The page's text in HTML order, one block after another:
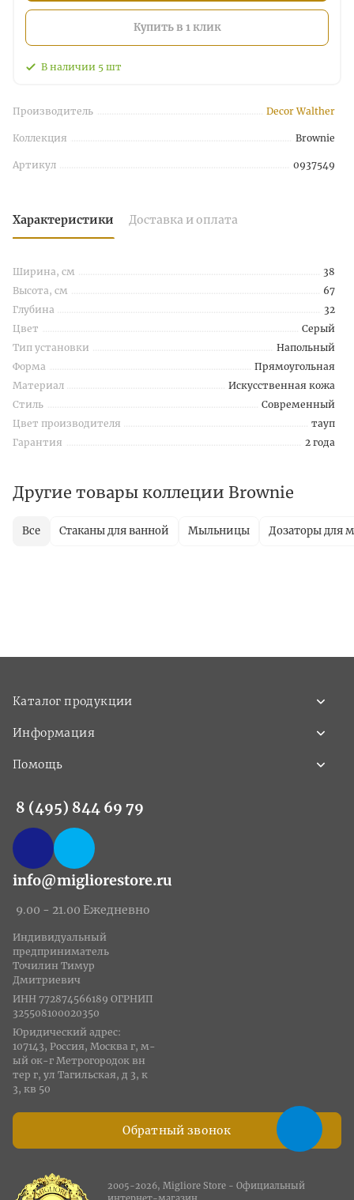
Купить в 1 клик
В наличии 5 шт
Производитель Decor Walther
Коллекция Brownie
Артикул 0937549
Характеристики Доставка и оплата
Ширина, см
38
Высота, см
67
Глубина
32
Цвет
Серый
Тип установки
Напольный
Форма
Прямоугольная
Материал
Искусственная кожа
Стиль
Современный
Цвет производителя
тауп
Гарантия
2 года
Другие товары коллеции Brownie
Все Стаканы для ванной Мыльницы Дозаторы для
Каталог продукции
Информация
Помощь
8 (495) 844 69 79
info@migliorestore.ru
9.00 - 21.00 Ежедневно
Обратный звонок
Индивидуальный
предприниматель
Точилин Тимур
Дмитриевич
ИНН 772874566189 ОГРНИП
325508100020350
Юридический адрес:
107143, Россия, Москва г, м-
ый ок-г Метрогородок вн
тер г, ул Тагильская, д 3, к
3, кв 50
2005-2026, Migliore Store - Официальный